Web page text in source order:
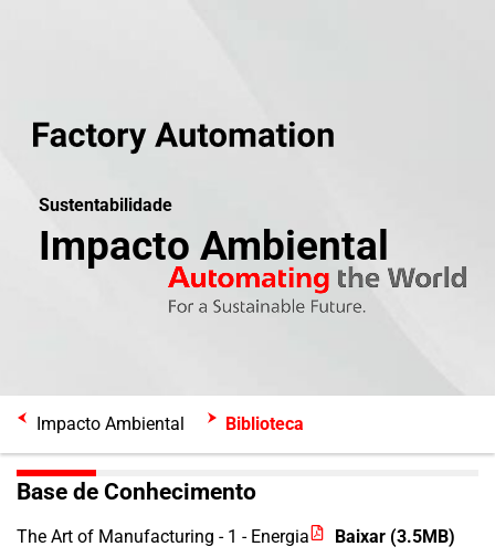
Sustentabilidade
Impacto Ambiental
Impacto Ambiental Biblioteca
Base de Conhecimento
The Art of Manufacturing - 1 - Energia Baixar (3.5MB)